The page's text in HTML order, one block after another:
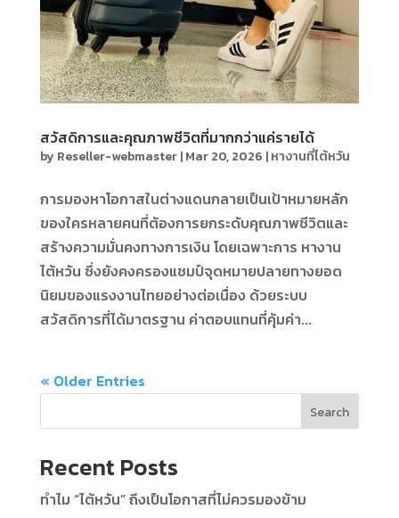
สวัสดิการและคุณภาพชีวิตที่มากกว่าแค่รายได้
by Reseller-webmaster|Mar 20, 2026 |หางานที่ไต้หวัน
การมองหาโอกาสในต่างแดนกลายเป็นเป้าหมายหลัก
ของใครหลายคนที่ต้องการยกระดับคุณภาพชีวิตและ
สร้างความมั่นคงทางการเงิน โดยเฉพาะการ หางาน
ไต้หวัน ซึ่งยังคงครองแชมป์จุดหมายปลายทางยอด
นิยมของแรงงานไทยอย่างต่อเนื่อง ด้วยระบบ
สวัสดิการที่ได้มาตรฐาน ค่าตอบแทนที่คุ้มค่า...
« Older Entries
Search
Recent Posts
ทำไม “ไต้หวัน” ถึงเป็นโอกาสที่ไม่ควรมองข้าม